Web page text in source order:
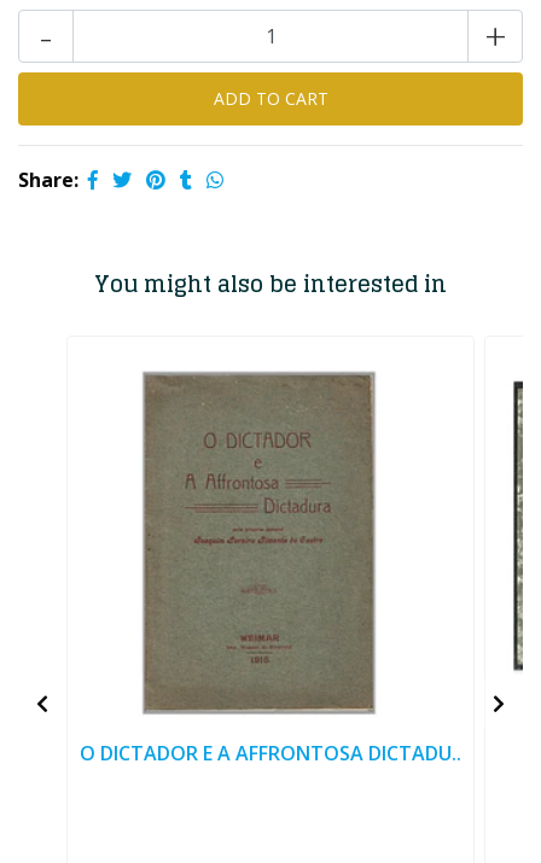
+
-
Share:
You might also be interested in
O DICTADOR E A AFFRONTOSA DICTADU..